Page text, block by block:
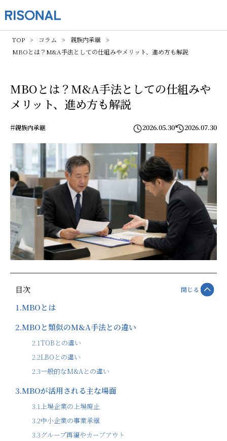
TOP コラム
親族内承継
MBOとは？M&A手法としての仕組みやメリット、進め方も解説
MBOとは？M&A手法としての仕組みや
メリット、進め方も解説
#親族内承継 2026.05.30 2026.07.30
目次 閉じる
1.MBOとは
2.MBOと類似のM&A手法との違い
2.1TOBとの違い
2.2LBOとの違い
2.3一般的なM&Aとの違い
3.MBOが活用される主な場面
3.1上場企業の上場廃止
3.2中小企業の事業承継
3.3グループ再編やカーブアウト